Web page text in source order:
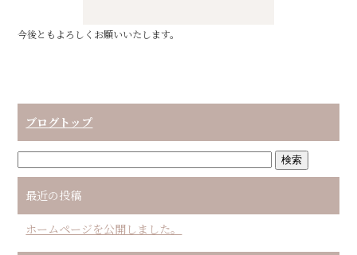
今後ともよろしくお願いいたします。
ブログトップ
最近の投稿
ホームページを公開しました。